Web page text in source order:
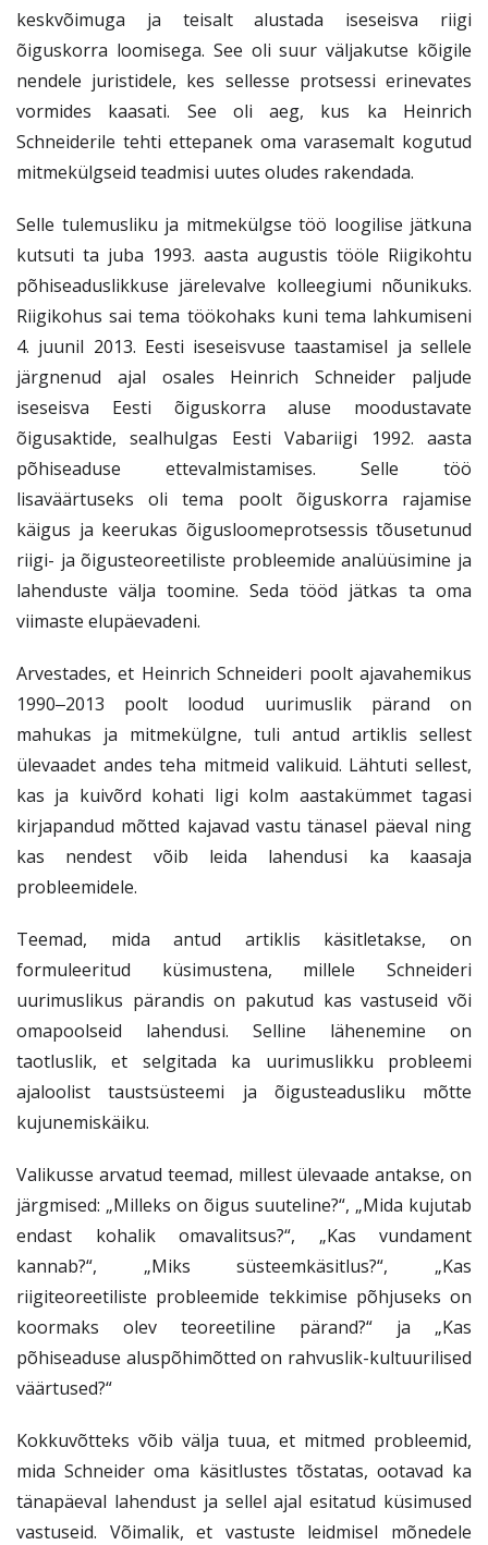
keskvõimuga ja teisalt alustada iseseisva riigi
õiguskorra loomisega. See oli suur väljakutse kõigile
nendele juristidele, kes sellesse protsessi erinevates
vormides kaasati. See oli aeg, kus ka Heinrich
Schneiderile tehti ettepanek oma varasemalt kogutud
mitmekülgseid teadmisi uutes oludes rakendada.
Selle tulemusliku ja mitmekülgse töö loogilise jätkuna
kutsuti ta juba 1993. aasta augustis tööle Riigikohtu
põhiseaduslikkuse järelevalve kolleegiumi nõunikuks.
Riigikohus sai tema töökohaks kuni tema lahkumiseni
4. juunil 2013. Eesti iseseisvuse taastamisel ja sellele
järgnenud ajal osales Heinrich Schneider paljude
iseseisva Eesti õiguskorra aluse moodustavate
õigusaktide, sealhulgas Eesti Vabariigi 1992. aasta
põhiseaduse ettevalmistamises. Selle töö
lisaväärtuseks oli tema poolt õiguskorra rajamise
käigus ja keerukas õigusloomeprotsessis tõusetunud
riigi- ja õigusteoreetiliste probleemide analüüsimine ja
lahenduste välja toomine. Seda tööd jätkas ta oma
viimaste elupäevadeni.
Arvestades, et Heinrich Schneideri poolt ajavahemikus
1990‒2013 poolt loodud uurimuslik pärand on
mahukas ja mitmekülgne, tuli antud artiklis sellest
ülevaadet andes teha mitmeid valikuid. Lähtuti sellest,
kas ja kuivõrd kohati ligi kolm aastakümmet tagasi
kirjapandud mõtted kajavad vastu tänasel päeval ning
kas nendest võib leida lahendusi ka kaasaja
probleemidele.
Teemad, mida antud artiklis käsitletakse, on
formuleeritud küsimustena, millele Schneideri
uurimuslikus pärandis on pakutud kas vastuseid või
omapoolseid lahendusi. Selline lähenemine on
taotluslik, et selgitada ka uurimuslikku probleemi
ajaloolist taustsüsteemi ja õigusteadusliku mõtte
kujunemiskäiku.
Valikusse arvatud teemad, millest ülevaade antakse, on
järgmised: „Milleks on õigus suuteline?“, „Mida kujutab
endast kohalik omavalitsus?“, „Kas vundament
kannab?“, „Miks süsteemkäsitlus?“, „Kas
riigiteoreetiliste probleemide tekkimise põhjuseks on
koormaks olev teoreetiline pärand?“ ja „Kas
põhiseaduse aluspõhimõtted on rahvuslik-kultuurilised
väärtused?“
Kokkuvõtteks võib välja tuua, et mitmed probleemid,
mida Schneider oma käsitlustes tõstatas, ootavad ka
tänapäeval lahendust ja sellel ajal esitatud küsimused
vastuseid. Võimalik, et vastuste leidmisel mõnedele